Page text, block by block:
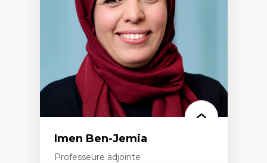
Imen Ben-Jemia
Professeure adjointe